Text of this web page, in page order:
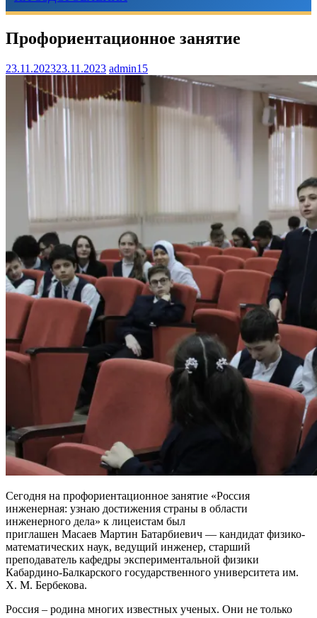
Профориентационное занятие
23.11.202323.11.2023 admin15
Сегодня на профориентационное занятие «Россия
инженерная: узнаю достижения страны в области
инженерного дела» к лицеистам был
приглашен Масаев Мартин Батарбиевич — кандидат физико-
математических наук, ведущий инженер, старший
преподаватель кафедры экспериментальной физики
Кабардино-Балкарского государственного университета им.
Х. М. Бербекова.
Россия – родина многих известных ученых. Они не только